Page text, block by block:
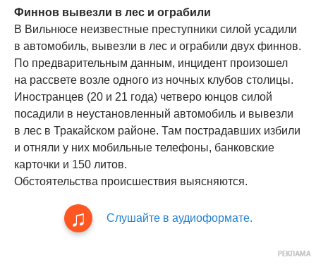
Финнов вывезли в лес и ограбили
В Вильнюсе неизвестные преступники силой усадили
в автомобиль, вывезли в лес и ограбили двух финнов.
По предварительным данным, инцидент произошел
на рассвете возле одного из ночных клубов столицы.
Иностранцев (20 и 21 года) четверо юнцов силой
посадили в неустановленный автомобиль и вывезли
в лес в Тракайском районе. Там пострадавших избили
и отняли у них мобильные телефоны, банковские
карточки и 150 литов.
Обстоятельства происшествия выясняются.
Слушайте в аудиоформате.